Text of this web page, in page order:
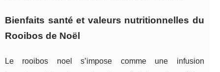
Bienfaits santé et valeurs nutritionnelles du
Rooibos de Noël
Le rooibos noel s’impose comme une infusion